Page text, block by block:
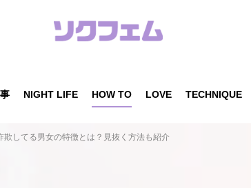
NIGHT LIFE HOW TO LOVE TECHNIQUE
欺してる男女の特徴とは？見抜く方法も紹介